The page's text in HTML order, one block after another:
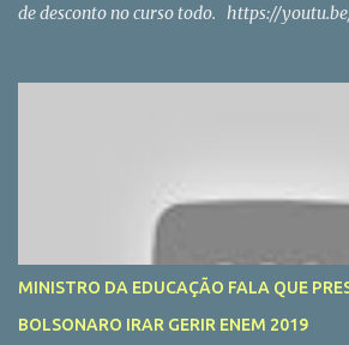
de desconto no curso todo. https://
MINISTRO DA EDUCAÇÃO FALA QUE
BOLSONARO IRAR GERIR ENEM 2019